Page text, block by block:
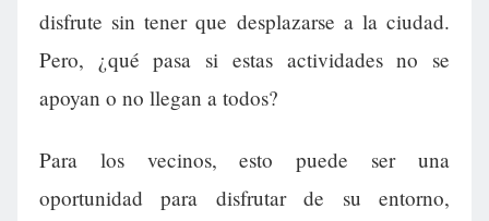
disfrute sin tener que desplazarse a la ciudad.
Pero, ¿qué pasa si estas actividades no se
apoyan o no llegan a todos?
Para los vecinos, esto puede ser una
oportunidad para disfrutar de su entorno,